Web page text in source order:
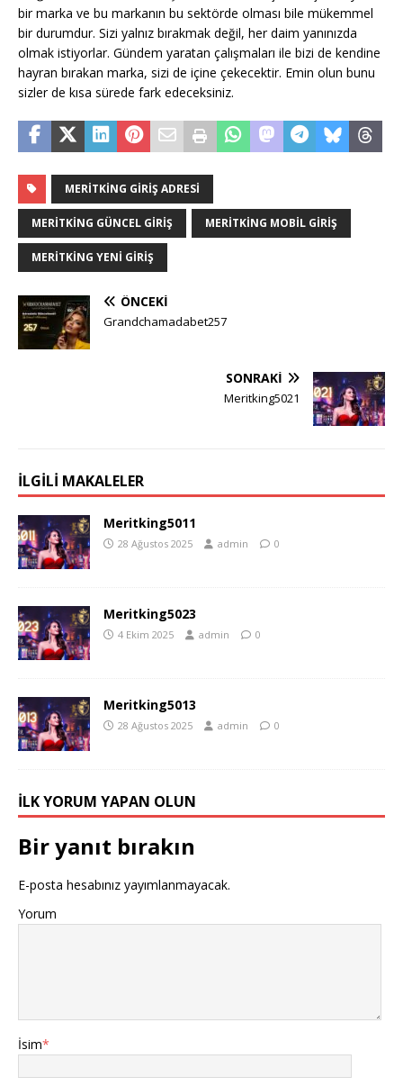
bir marka ve bu markanın bu sektörde olması bile mükemmel
bir durumdur. Sizi yalnız bırakmak değil, her daim yanınızda
olmak istiyorlar. Gündem yaratan çalışmaları ile bizi de kendine
hayran bırakan marka, sizi de içine çekecektir. Emin olun bunu
sizler de kısa sürede fark edeceksiniz.
MERITKING GIRIŞ ADRESI
MERITKING GÜNCEL GIRIŞ MERITKING MOBIL GIRIŞ
MERITKING YENI GIRIŞ
ÖNCEKI
Grandchamadabet257
SONRAKI
Meritking5021
İLGILI MAKALELER
Meritking5011
28 Ağustos 2025 admin 0
Meritking5023
4 Ekim 2025 admin 0
Meritking5013
28 Ağustos 2025 admin 0
İLK YORUM YAPAN OLUN
Bir yanıt bırakın
E-posta hesabınız yayımlanmayacak.
Yorum
İsim*